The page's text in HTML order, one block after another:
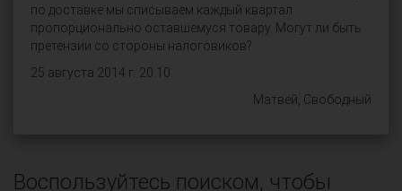
по доставке мы списываем каждый квартал
пропорционально оставшемуся товару. Могут ли быть
претензии со стороны налоговиков?
25 августа 2014 г. 20:10
Матвей, Свободный
Воспользуйтесь поиском, чтобы